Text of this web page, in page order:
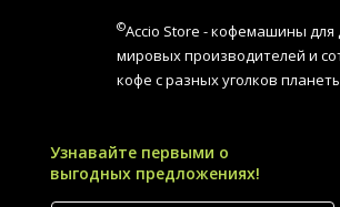
©Accio Store - кофемашины для
мировых производителей и
кофе с разных уголков
Узнавайте первыми о
выгодных предложениях!